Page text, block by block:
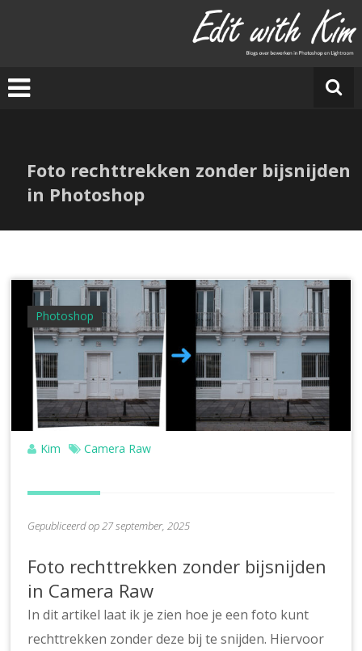
Ki
m
Foto rechttrekken zonder bijsnijden
in Photoshop
Photoshop
Kim Camera Raw
Gepubliceerd op 27 september, 2025
Foto rechttrekken zonder bijsnijden
in Camera Raw
In dit artikel laat ik je zien hoe je een foto kunt
rechttrekken zonder deze bij te snijden. Hiervoor